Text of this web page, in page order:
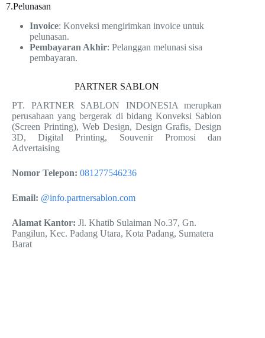
7.Pelunasan
Invoice: Konveksi mengirimkan invoice untuk
pelunasan.
Pembayaran Akhir: Pelanggan melunasi sisa
pembayaran.
PARTNER SABLON
PT. PARTNER SABLON INDONESIA merupkan
perusahaan yang bergerak di bidang Konveksi Sablon
(Screen Printing), Web Design, Design Grafis, Design
3D, Digital Printing, Souvenir Promosi dan
Advertaising
Nomor Telepon: 081277546236
Email: @info.partnersablon.com
Alamat Kantor: Jl. Khatib Sulaiman No.37, Gn.
Pangilun, Kec. Padang Utara, Kota Padang, Sumatera
Barat